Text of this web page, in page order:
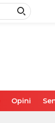
Opini